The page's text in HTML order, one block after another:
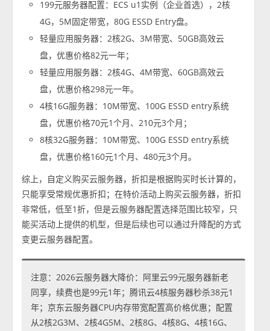
199元服务器配置：ECS u1实例（企业首选），2核
4G，5M固定带宽，80G ESSD Entry盘。
轻量应用服务器：2核2G、3M带宽、50GB高效云
盘，优惠价格82元一年；
轻量应用服务器：2核4G、4M带宽、60GB高效云
盘，优惠价格298元一年。
4核16G服务器：10M带宽、100G ESSD entry系统
盘，优惠价格70元1个月、210元3个月；
8核32G服务器：10M带宽、100G ESSD entry系统
盘，优惠价格160元1个月、480元3个月。
综上，自定义购买云服务器，折扣是根据购买时长计算的，
只能享受常规优惠折扣；在特价活动上购买云服务器，折扣
非常低，低至1折，但是云服务器配置选择范围比较窄，只
能买活动上提供的机型，但是后续也可以通过升降配的方式
变更云服务器配置。
注意：2026云服务器大降价：阿里云99元服务器新老
同享，续费也是99元1年；腾讯云4核服务器秒杀38元1
年；京东云服务器CPU内存带宽配置高价格优惠；配置
从2核2G3M、2核4G5M、2核8G、4核8G、4核16G、